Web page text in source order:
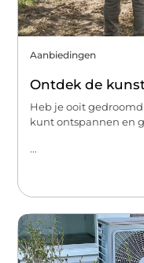
Aanbiedingen
Ontdek de
Heb je ooit
kunt ontspannen en
...